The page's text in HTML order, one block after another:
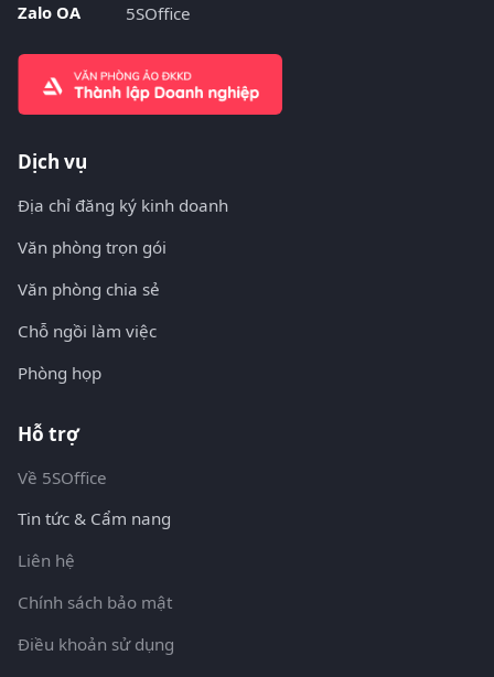
Zalo OA
5SOffice
Dịch vụ
Địa chỉ đăng ký kinh doanh
Văn phòng trọn gói
Văn phòng chia sẻ
Chỗ ngồi làm việc
Phòng họp
Hỗ trợ
Về 5SOffice
Tin tức & Cẩm nang
Liên hệ
Chính sách bảo mật
Điều khoản sử dụng